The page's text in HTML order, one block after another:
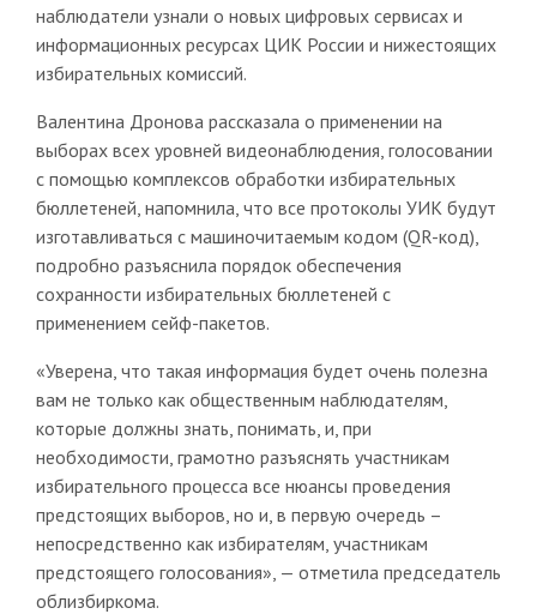
наблюдатели узнали о новых цифровых сервисах и
информационных ресурсах ЦИК России и нижестоящих
избирательных комиссий.
Валентина Дронова рассказала о применении на
выборах всех уровней видеонаблюдения, голосовании
с помощью комплексов обработки избирательных
бюллетеней, напомнила, что все протоколы УИК будут
изготавливаться с машиночитаемым кодом (QR-код),
подробно разъяснила порядок обеспечения
сохранности избирательных бюллетеней с
применением сейф-пакетов.
«Уверена, что такая информация будет очень полезна
вам не только как общественным наблюдателям,
которые должны знать, понимать, и, при
необходимости, грамотно разъяснять участникам
избирательного процесса все нюансы проведения
предстоящих выборов, но и, в первую очередь –
непосредственно как избирателям, участникам
предстоящего голосования», — отметила председатель
облизбиркома.